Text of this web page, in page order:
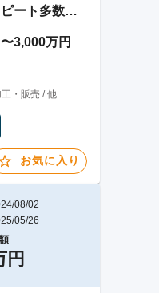
ート多数の
3,000万円
・販売 / 他
お気に入り
08/02
05/26
円